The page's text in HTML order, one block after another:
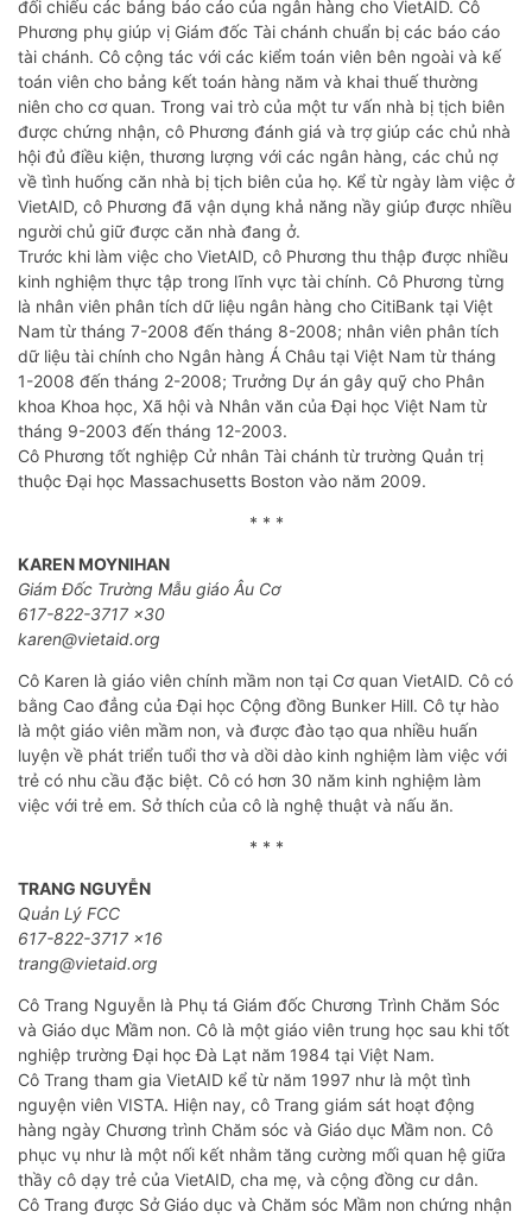
đối chiếu các bảng báo cáo của ngân hàng cho VietAID. Cô
Phương phụ giúp vị Giám đốc Tài chánh chuẩn bị các báo cáo
tài chánh. Cô cộng tác với các kiểm toán viên bên ngoài và kế
toán viên cho bảng kết toán hàng năm và khai thuế thường
niên cho cơ quan. Trong vai trò của một tư vấn nhà bị tịch biên
được chứng nhận, cô Phương đánh giá và trợ giúp các chủ nhà
hội đủ điều kiện, thương lượng với các ngân hàng, các chủ nợ
về tình huống căn nhà bị tịch biên của họ. Kể từ ngày làm việc ở
VietAID, cô Phương đã vận dụng khả năng nầy giúp được nhiều
người chủ giữ được căn nhà đang ở.
Trước khi làm việc cho VietAID, cô Phương thu thập được nhiều
kinh nghiệm thực tập trong lĩnh vực tài chính. Cô Phương từng
là nhân viên phân tích dữ liệu ngân hàng cho CitiBank tại Việt
Nam từ tháng 7-2008 đến tháng 8-2008; nhân viên phân tích
dữ liệu tài chính cho Ngân hàng Á Châu tại Việt Nam từ tháng
1-2008 đến tháng 2-2008; Trưởng Dự án gây quỹ cho Phân
khoa Khoa học, Xã hội và Nhân văn của Đại học Việt Nam từ
tháng 9-2003 đến tháng 12-2003.
Cô Phương tốt nghiệp Cử nhân Tài chánh từ trường Quản trị
thuộc Đại học Massachusetts Boston vào năm 2009.
* * *
KAREN MOYNIHAN
Giám Đốc Trường Mẫu giáo Âu Cơ
617-822-3717 x30
karen@vietaid.org
Cô Karen là giáo viên chính mầm non tại Cơ quan VietAID. Cô có
bằng Cao đẳng của Đại học Cộng đồng Bunker Hill. Cô tự hào
là một giáo viên mầm non, và được đào tạo qua nhiều huấn
luyện về phát triển tuổi thơ và dồi dào kinh nghiệm làm việc với
trẻ có nhu cầu đặc biệt. Cô có hơn 30 năm kinh nghiệm làm
việc với trẻ em. Sở thích của cô là nghệ thuật và nấu ăn.
* * *
TRANG NGUYỄN
Quản Lý FCC
617-822-3717 x16
trang@vietaid.org
Cô Trang Nguyễn là Phụ tá Giám đốc Chương Trình Chăm Sóc
và Giáo dục Mầm non. Cô là một giáo viên trung học sau khi tốt
nghiệp trường Đại học Đà Lạt năm 1984 tại Việt Nam.
Cô Trang tham gia VietAID kể từ năm 1997 như là một tình
nguyện viên VISTA. Hiện nay, cô Trang giám sát hoạt động
hàng ngày Chương trình Chăm sóc và Giáo dục Mầm non. Cô
phục vụ như là một nối kết nhằm tăng cường mối quan hệ giữa
thầy cô dạy trẻ của VietAID, cha mẹ, và cộng đồng cư dân.
Cô Trang được Sở Giáo dục và Chăm sóc Mầm non chứng nhận